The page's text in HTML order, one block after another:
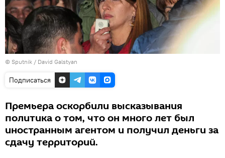
© Sputnik / David Galstyan
Подписаться
Премьера оскорбили высказывания
политика о том, что он много лет был
иностранным агентом и получил деньги за
сдачу территорий.